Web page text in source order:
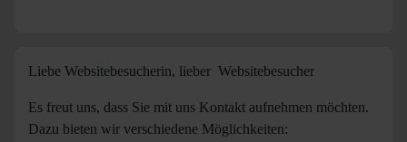
Liebe Websitebesucherin, lieber Websitebesucher
Es freut uns, dass Sie mit uns Kontakt aufnehmen möchten.
Dazu bieten wir verschiedene Möglichkeiten: